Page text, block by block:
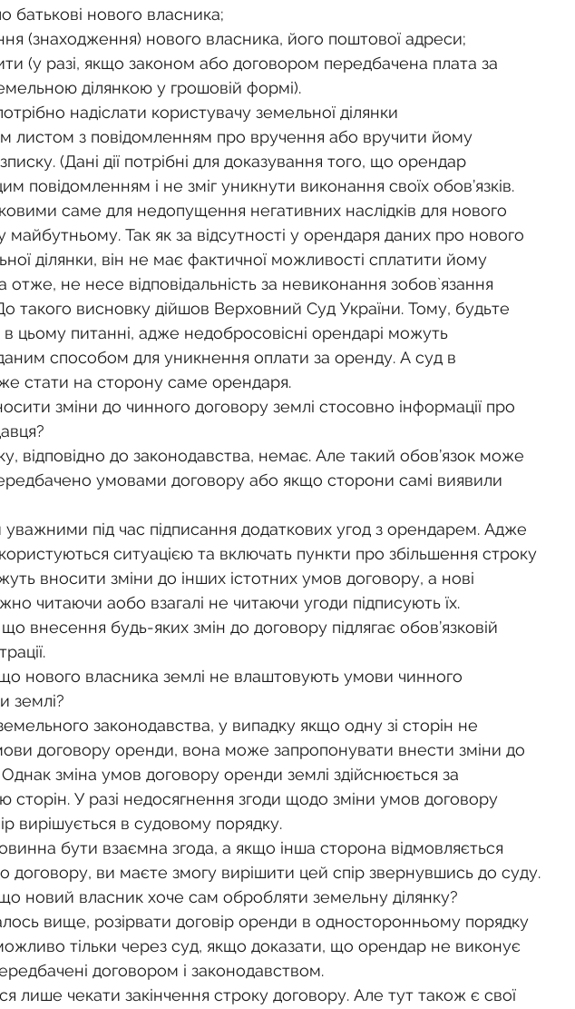
батькові нового власника;
(знаходження) нового власника, його поштової адреси;
ділянкою у грошовій формі).
листом з повідомленням про вручення або вручити йому
(Дані дії потрібні для доказування того, що орендар
повідомленням і не зміг уникнути виконання своїх обов’язків.
саме для недопущення негативних наслідків для нового
майбутньому. Так як за відсутності у орендаря даних про нового
ділянки, він не має фактичної можливості сплатити йому
отже, не несе відповідальність за невиконання зобов`язання
такого висновку дійшов Верховний Суд України. Тому, будьте
цьому питанні, адже недобросовісні орендарі можуть
способом для уникнення оплати за оренду. А суд в
стати на сторону саме орендаря.
зміни до чинного договору землі стосовно інформації про
відповідно до законодавства, немає. Але такий обов’язок може
умовами договору або якщо сторони самі виявили
уважними під час підписання додаткових угод з орендарем. Адже
ситуацією та включать пункти про збільшення строку
вносити зміни до інших істотних умов договору, а нові
читаючи аобо взагалі не читаючи угоди підписують їх.
нового власника землі не влаштовують умови чинного
землі?
законодавства, у випадку якщо одну зі сторін не
договору оренди, вона може запропонувати внести зміни до
зміна умов договору оренди землі здійснюється за
сторін. У разі недосягнення згоди щодо зміни умов договору
вирішується в судовому порядку.
бути взаємна згода, а якщо інша сторона відмовляється
договору, ви маєте змогу вирішити цей спір звернувшись до суду.
новий власник хоче сам обробляти земельну ділянку?
вище, розірвати договір оренди в односторонньому порядку
тільки через суд, якщо доказати, що орендар не виконує
договором і законодавством.
лише чекати закінчення строку договору. Але тут також є свої